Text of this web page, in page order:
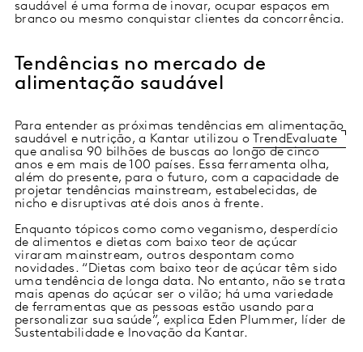
saudável é uma forma de inovar, ocupar espaços em
branco ou mesmo conquistar clientes da concorrência.
Tendências no mercado de
alimentação saudável
Para entender as próximas tendências em alimentação
saudável e nutrição, a Kantar utilizou o
TrendEvaluate
que analisa 90 bilhões de buscas ao longo de cinco
anos e em mais de 100 países. Essa ferramenta olha,
além do presente, para o futuro, com a capacidade de
projetar tendências mainstream, estabelecidas, de
nicho e disruptivas até dois anos à frente.
Enquanto tópicos como como veganismo, desperdício
de alimentos e dietas com baixo teor de açúcar
viraram mainstream, outros despontam como
novidades. “Dietas com baixo teor de açúcar têm sido
uma tendência de longa data. No entanto, não se trata
mais apenas do açúcar ser o vilão; há uma variedade
de ferramentas que as pessoas estão usando para
personalizar sua saúde”, explica Eden Plummer, líder de
Sustentabilidade e Inovação da Kantar.